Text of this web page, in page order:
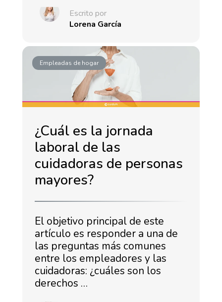
Escrito por
Lorena García
Empleadas de hogar
¿Cuál es la jornada
laboral de las
cuidadoras de personas
mayores?
El objetivo principal de este
artículo es responder a una de
las preguntas más comunes
entre los empleadores y las
cuidadoras: ¿cuáles son los
derechos …